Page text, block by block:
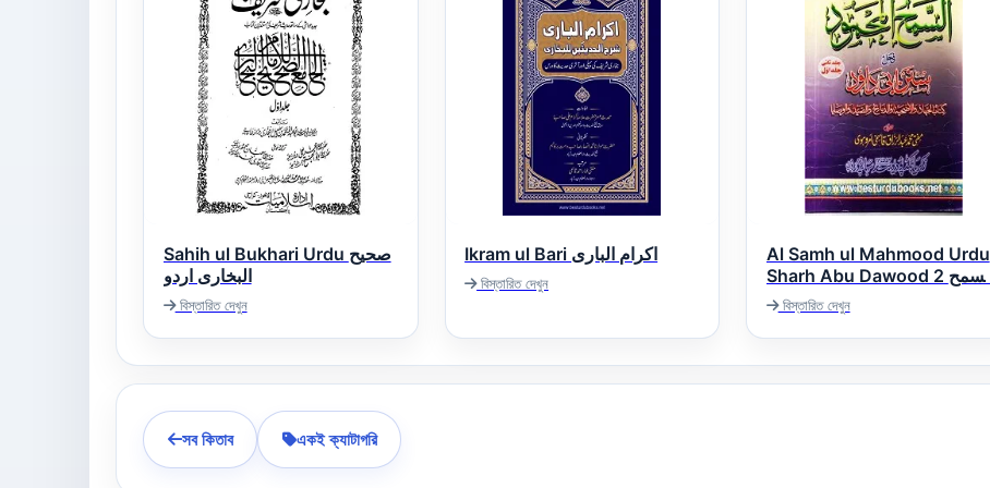
Sahih ul Bukhari Urdu صحیح
البخاری اردو
বিস্তারিত দেখুন
Ikram ul Bari اکرام الباری
বিস্তারিত দেখুন
Al Samh ul Mahmood Urdu
Sharh Abu Dawood 2 السمح
বিস্তারিত দেখুন
সব কিতাব একই ক্যাটাগরি